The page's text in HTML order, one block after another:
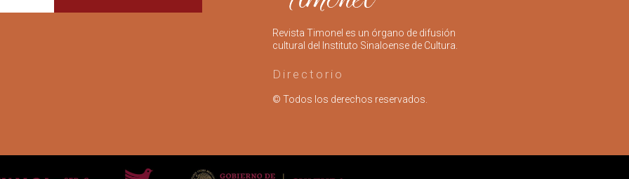
Revista Timonel es un órgano de difusión
cultural del Instituto Sinaloense de Cultura.
Directorio
© Todos los derechos reservados.